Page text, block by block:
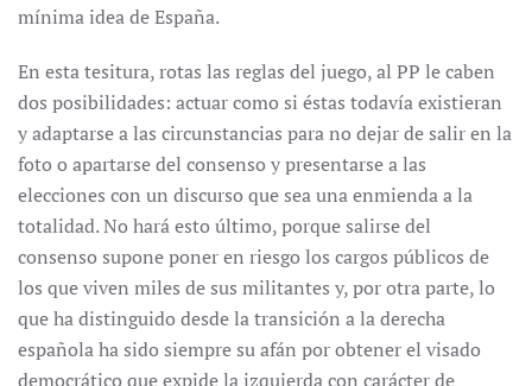
mínima idea de España.
En esta tesitura, rotas las reglas del juego, al PP le caben
dos posibilidades: actuar como si éstas todavía existieran
y adaptarse a las circunstancias para no dejar de salir en la
foto o apartarse del consenso y presentarse a las
elecciones con un discurso que sea una enmienda a la
totalidad. No hará esto último, porque salirse del
consenso supone poner en riesgo los cargos públicos de
los que viven miles de sus militantes y, por otra parte, lo
que ha distinguido desde la transición a la derecha
española ha sido siempre su afán por obtener el visado
democrático que expide la izquierda con carácter de